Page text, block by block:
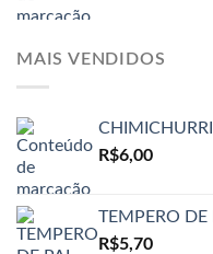
MAIS VENDIDOS
R$6,00
TEMPERO
R$5,70